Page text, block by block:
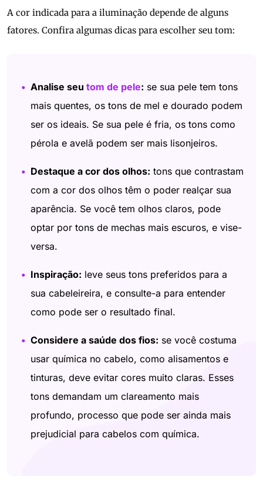
A cor indicada para a iluminação depende de alguns
fatores. Confira algumas dicas para escolher seu tom:
Analise seu tom de pele: se sua pele tem tons
mais quentes, os tons de mel e dourado podem
ser os ideais. Se sua pele é fria, os tons como
pérola e avelã podem ser mais lisonjeiros.
Destaque a cor dos olhos: tons que contrastam
com a cor dos olhos têm o poder realçar sua
aparência. Se você tem olhos claros, pode
optar por tons de mechas mais escuros, e vise-
versa.
Inspiração: leve seus tons preferidos para a
sua cabeleireira, e consulte-a para entender
como pode ser o resultado final.
Considere a saúde dos fios: se você costuma
usar química no cabelo, como alisamentos e
tinturas, deve evitar cores muito claras. Esses
tons demandam um clareamento mais
profundo, processo que pode ser ainda mais
prejudicial para cabelos com química.